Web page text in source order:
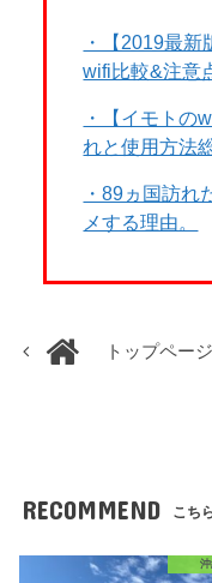
・【2019最
wifi比較&注意
・【イモトの
れと使用方法
・89ヵ国訪れ
メする理由。
トップペー
RECOMMEND こち